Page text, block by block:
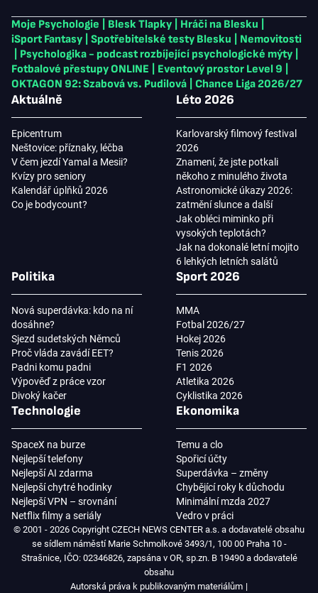
Moje Psychologie Blesk Tlapky Hráči na Blesku
iSport Fantasy
Spotřebitelské testy Blesku
Nemovitosti
Psychologika - podcast rozbíjející psychologické mýty
Fotbalové přestupy ONLINE
Eventový prostor Level 9
OKTAGON 92: Szabová vs. Pudilová
Chance Liga 2026/27
Aktuálně
Epicentrum
Neštovice: příznaky, léčba
V čem jezdí Yamal a Mesii?
Kvízy pro seniory
Kalendář úplňků 2026
Co je bodycount?
Léto 2026
Karlovarský filmový festival
2026
Znamení, že jste potkali
někoho z minulého života
Astronomické úkazy 2026:
zatmění slunce a další
Jak obléci miminko při
vysokých teplotách?
Jak na dokonalé letní mojito
6 lehkých letních salátů
Politika
Nová superdávka: kdo na ní
dosáhne?
Sjezd sudetských Němců
Proč vláda zavádí EET?
Padni komu padni
Výpověď z práce vzor
Divoký kačer
Sport 2026
MMA
Fotbal 2026/27
Hokej 2026
Tenis 2026
F1 2026
Atletika 2026
Cyklistika 2026
Technologie
SpaceX na burze
Nejlepší telefony
Nejlepší AI zdarma
Nejlepší chytré hodinky
Nejlepší VPN – srovnání
Netflix filmy a seriály
Ekonomika
Temu a clo
Spořicí účty
Superdávka – změny
Chybějící roky k důchodu
Minimální mzda 2027
Vedro v práci
© 2001 - 2026 Copyright CZECH NEWS CENTER a.s. a dodavatelé obsahu
se sídlem náměstí Marie Schmolkové 3493/1, 100 00 Praha 10 -
Strašnice, IČO: 02346826, zapsána v OR, sp.zn. B 19490 a dodavatelé
obsahu
Autorská práva k publikovaným materiálům